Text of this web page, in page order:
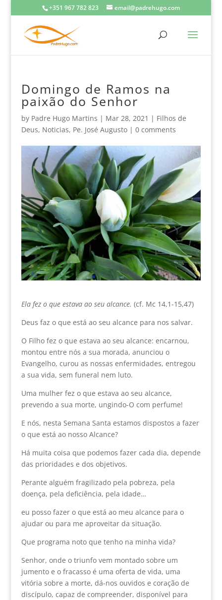
+351 967 782 823 email@padrehugo.com
Domingo de Ramos na
paixão do Senhor
by Padre Hugo Martins | Mar 28, 2021 | Filhos de
Deus, Noticias, Pe. José Augusto| 0 comments
Ela fez o que estava ao seu alcance. (cf. Mc 14,1-15,47)
Deus faz o que está ao seu alcance para nos salvar.
O Filho fez o que estava ao seu alcance: encarnou,
montou entre nós a sua morada, anunciou o
Evangelho, curou as nossas enfermidades, entregou
a sua vida, sem funeral nem luto.
Uma mulher fez o que estava ao seu alcance,
prevendo a sua morte, ungindo-O com perfume!
E nós, nesta Semana Santa estamos dispostos a fazer
o que está ao nosso Alcance?
Há muita coisa que podemos fazer cada dia, depende
das prioridades e dos objetivos.
Perante alguém fragilizado pela pobreza, pela
doença, pela deficiência, pela idade…
eu posso fazer o que está ao meu alcance para o
ajudar ou para me aproveitar da situação.
Que programa noto que tenho na minha vida?
Senhor, onde o triunfo vem montado sobre um
jumento e o fracasso é uma oferta de vida, uma
vitória sobre a morte, dá-nos ouvidos e coração de
discípulo, capaz de compreender, disponível para